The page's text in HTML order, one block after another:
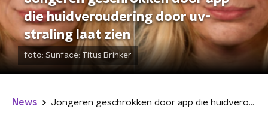
die huidveroudering door uv-
straling laat zien
foto: Sunface: Titus Brinker
News Jongeren geschrokken door app die huidveroudering door uv-straling laat zien